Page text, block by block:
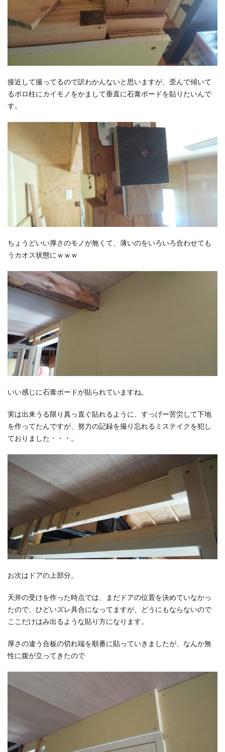
接近して撮ってるので訳わかんないと思いますが、歪んで傾いて
るボロ柱にカイモノをかまして垂直に石膏ボードを貼りたいんで
す。
ちょうどいい厚さのモノが無くて、薄いのをいろいろ合わせても
うカオス状態にｗｗｗ
いい感じに石膏ボードが貼られていますね。
実は出来うる限り真っ直ぐ貼れるように、すっげー苦労して下地
を作ってたんですが、努力の記録を撮り忘れるミステイクを犯し
ておりました・・・。
お次はドアの上部分。
天井の受けを作った時点では、まだドアの位置を決めていなかっ
たので、ひどいズレ具合になってますが、どうにもならないので
ここだけはみ出るような貼り方になります。
厚さの違う合板の切れ端を順番に貼っていきましたが、なんか無
性に腹が立ってきたので